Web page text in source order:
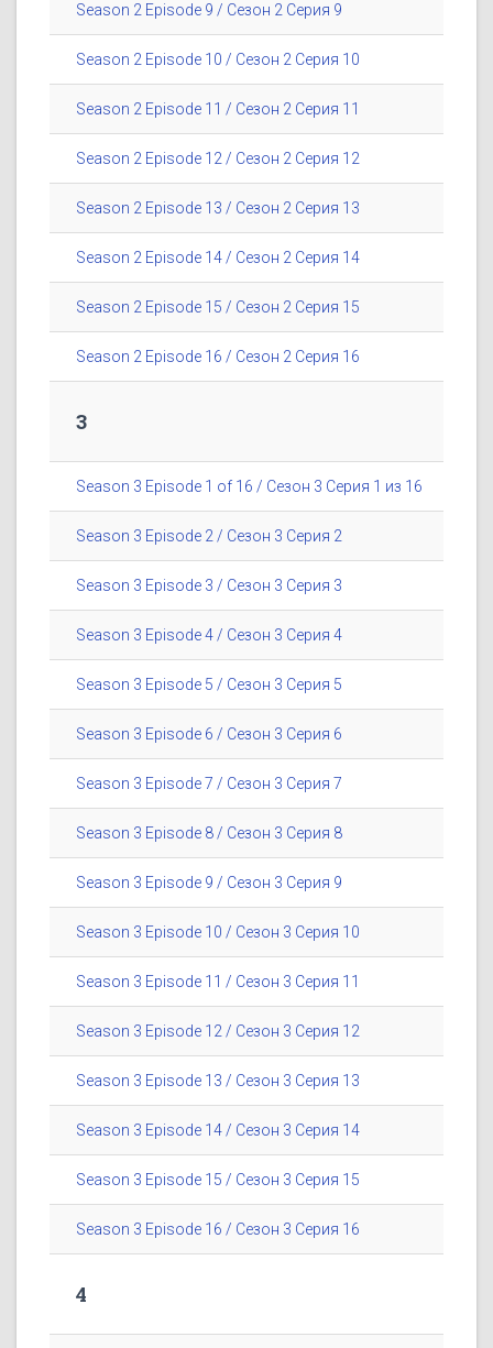
Season 2 Episode 9 / Сезон 2 Серия 9
Season 2 Episode 10 / Сезон 2 Серия 10
Season 2 Episode 11 / Сезон 2 Серия 11
Season 2 Episode 12 / Сезон 2 Серия 12
Season 2 Episode 13 / Сезон 2 Серия 13
Season 2 Episode 14 / Сезон 2 Серия 14
Season 2 Episode 15 / Сезон 2 Серия 15
Season 2 Episode 16 / Сезон 2 Серия 16
3
Season 3 Episode 1 of 16 / Сезон 3 Серия 1 из 16
Season 3 Episode 2 / Сезон 3 Серия 2
Season 3 Episode 3 / Сезон 3 Серия 3
Season 3 Episode 4 / Сезон 3 Серия 4
Season 3 Episode 5 / Сезон 3 Серия 5
Season 3 Episode 6 / Сезон 3 Серия 6
Season 3 Episode 7 / Сезон 3 Серия 7
Season 3 Episode 8 / Сезон 3 Серия 8
Season 3 Episode 9 / Сезон 3 Серия 9
Season 3 Episode 10 / Сезон 3 Серия 10
Season 3 Episode 11 / Сезон 3 Серия 11
Season 3 Episode 12 / Сезон 3 Серия 12
Season 3 Episode 13 / Сезон 3 Серия 13
Season 3 Episode 14 / Сезон 3 Серия 14
Season 3 Episode 15 / Сезон 3 Серия 15
Season 3 Episode 16 / Сезон 3 Серия 16
4